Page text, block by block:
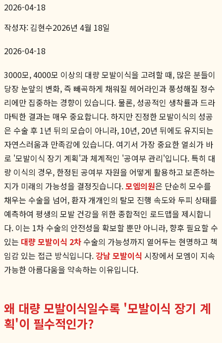
2026-04-18
작성자:김현수2026년 4월 18일
2026-04-18
3000모, 4000모 이상의 대량 모발이식을 고려할 때, 많은 분들이
당장 눈앞의 변화, 즉 빼곡하게 채워질 헤어라인과 풍성해질 정수
리에만 집중하는 경향이 있습니다. 물론, 성공적인 생착률과 드라
마틱한 결과는 매우 중요합니다. 하지만 진정한 모발이식의 성공
은 수술 후 1년 뒤의 모습이 아니라, 10년, 20년 뒤에도 유지되는
자연스러움과 만족감에 있습니다. 여기서 가장 중요한 열쇠가 바
로 '모발이식 장기 계획'과 체계적인 '공여부 관리'입니다. 특히 대
량 이식의 경우, 한정된 공여부 자원을 어떻게 활용하고 보존하는
지가 미래의 가능성을 결정짓습니다.모엠의원은 단순히 모수를
채우는 수술을 넘어, 환자 개개인의 탈모 진행 속도와 두피 상태를
예측하여 평생의 모발 건강을 위한 종합적인 로드맵을 제시합니
다. 이는 1차 수술의 안전성을 확보할 뿐만 아니라, 향후 필요할 수
있는 대량 모발이식 2차 수술의 가능성까지 열어두는 현명하고 책
임감 있는 접근 방식입니다.강남 모발이식 시장에서 모엠이 지속
가능한 아름다움을 약속하는 이유입니다.
왜 대량 모발이식일수록 '모발이식 장기 계
획'이 필수적인가?